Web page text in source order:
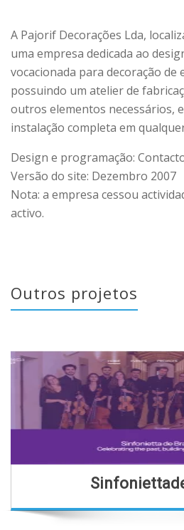
A Pajorif Decorações Lda,
uma empresa dedicada ao
vocacionada para decoração de
possuindo um atelier de
outros elementos necessários,
instalação completa em
Design e programação:
Versão do site: Dezembro 2007
Nota: a empresa cessou
activo.
Outros projetos